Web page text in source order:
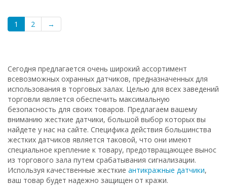
1 2 →
Сегодня предлагается очень широкий ассортимент
всевозможных охранных датчиков, предназначенных для
использования в торговых залах. Целью для всех заведений
торговли является обеспечить максимальную
безопасность для своих товаров. Предлагаем вашему
вниманию жесткие датчики, большой выбор которых вы
найдете у нас на сайте. Специфика действия большинства
жестких датчиков является таковой, что они имеют
специальное крепление к товару, предотвращающее вынос
из торгового зала путем срабатывания сигнализации.
Используя качественные жесткие антикражные датчики,
ваш товар будет надежно защищен от кражи.